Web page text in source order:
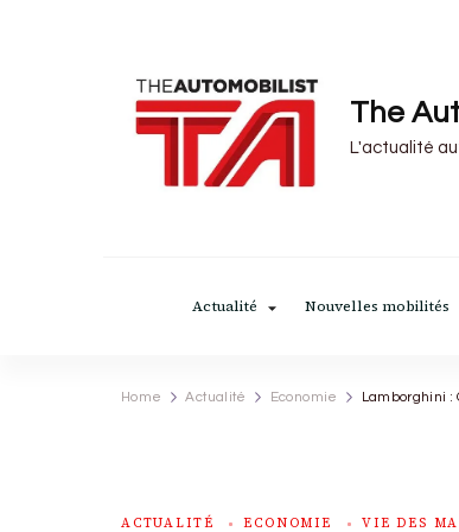
The
L'actualité
Actualité Nouvelles mobilités
Home Actualité Economie Lamborghini :
ACTUALITÉ ECONOMIE VIE DES